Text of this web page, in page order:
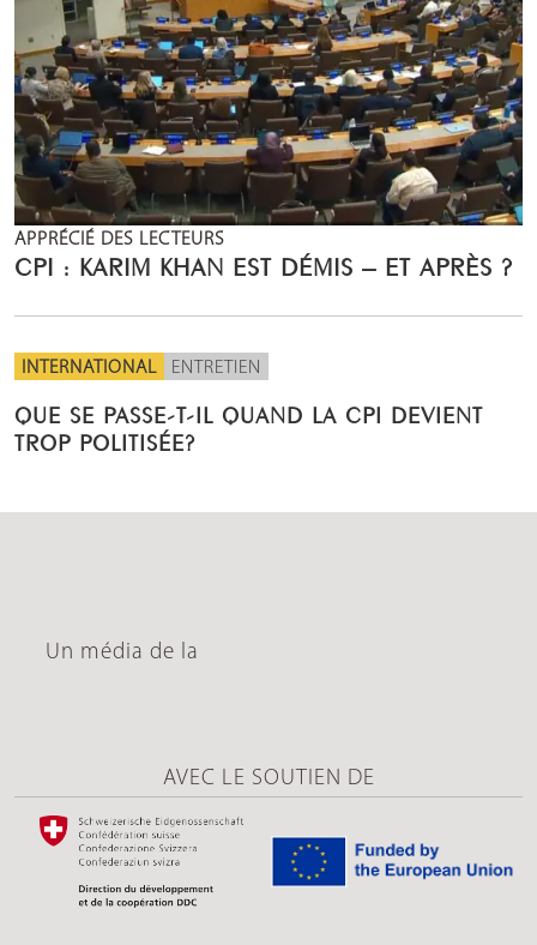
APPRÉCIÉ DES LECTEURS
CPI : KARIM KHAN EST DÉMIS – ET APRÈS ?
INTERNATIONAL ENTRETIEN
QUE SE PASSE-T-IL QUAND LA CPI DEVIENT
TROP POLITISÉE?
Un média de la
AVEC LE SOUTIEN DE